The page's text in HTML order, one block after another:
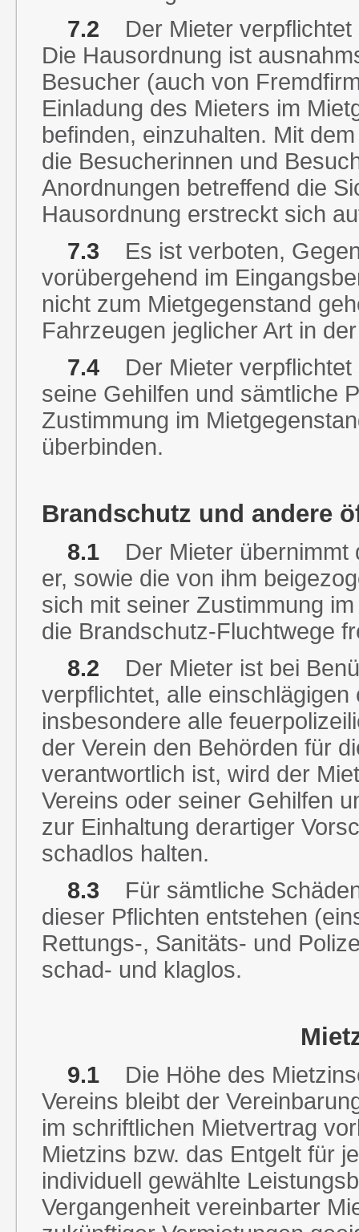
7.2 Der Mieter verpflichtet
Die Hausordnung ist
Besucher (auch von
Einladung des Mieters im
befinden, einzuhalten. Mit
die Besucherinnen und
Anordnungen betreffend die
Hausordnung erstreckt sich
7.3 Es ist verboten,
vorübergehend im
nicht zum Mietgegenstand
Fahrzeugen jeglicher Art in
7.4 Der Mieter verpflichtet
seine Gehilfen und sämtliche
Zustimmung im
überbinden.
Brandschutz und andere
8.1
Der Mieter übernimmt
er, sowie die von ihm
sich mit seiner Zustimmung
die Brandschutz-Fluchtwege
8.2 Der Mieter ist bei
verpflichtet, alle
insbesondere alle
der Verein den Behörden für
verantwortlich ist, wird der
Vereins oder seiner Gehilfen
zur Einhaltung derartiger
schadlos halten.
8.3 Für sämtliche
dieser Pflichten entstehen
Rettungs-, Sanitäts- und
schad- und klaglos.
9.1 Die Höhe des
Vereins bleibt der
im schriftlichen Mietvertrag
Mietzins bzw. das Entgelt für
individuell gewählte
Vergangenheit vereinbarter